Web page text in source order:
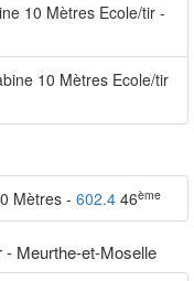
10 Mètres Ecole/tir -
10 Mètres Ecole/tir
Mètres - 602.4 46ème
- Meurthe-et-Moselle